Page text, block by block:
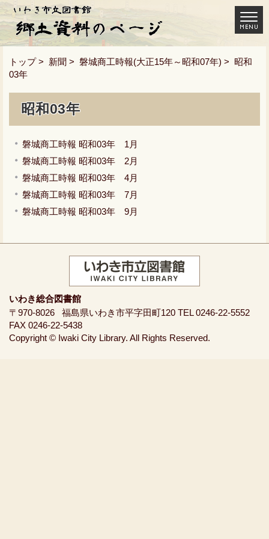
トップ> 新聞 > 磐城商工時報(大正15年～昭和07年) > 昭和
03年
昭和03年
磐城商工時報 昭和03年 1月
磐城商工時報 昭和03年 2月
磐城商工時報 昭和03年 4月
磐城商工時報 昭和03年 7月
磐城商工時報 昭和03年 9月
いわき総合図書館
〒970-8026
福島県いわき市平字田町120 TEL 0246-22-5552
FAX 0246-22-5438
Copyright © Iwaki City Library. All Rights Reserved.